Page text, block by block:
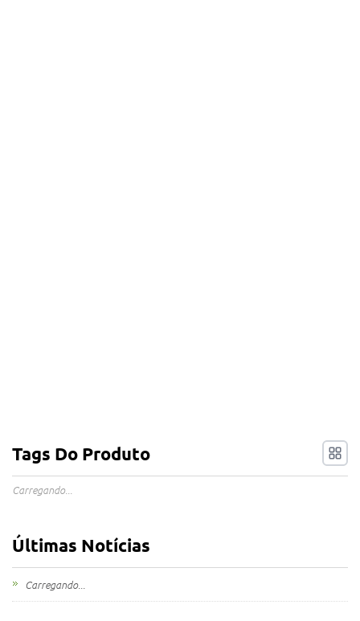
Tags Do Produto
Carregando...
Últimas Notícias
Carregando...